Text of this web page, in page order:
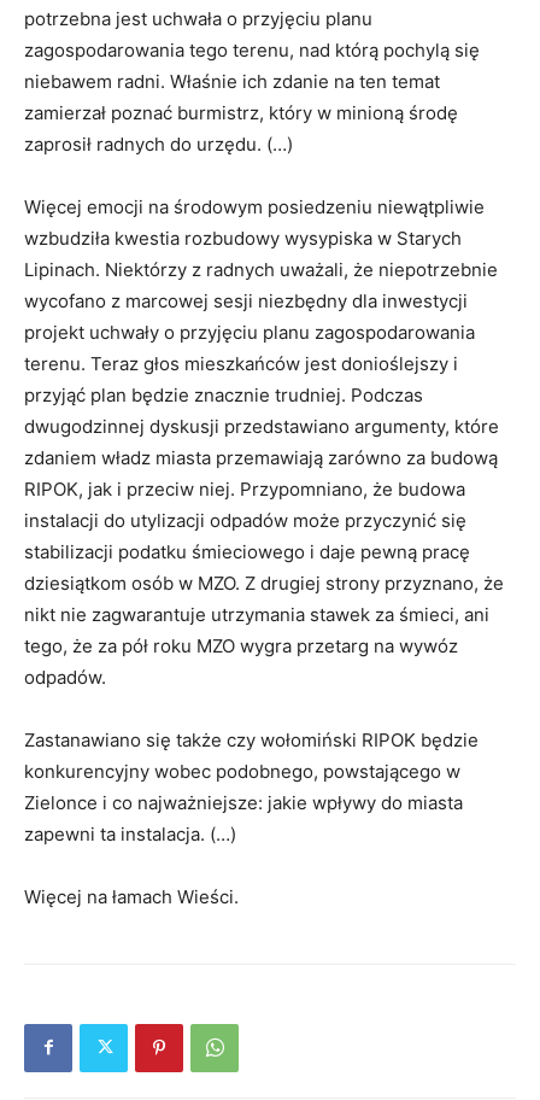
potrzebna jest uchwała o przyjęciu planu
zagospodarowania tego terenu, nad którą pochylą się
niebawem radni. Właśnie ich zdanie na ten temat
zamierzał poznać burmistrz, który w minioną środę
zaprosił radnych do urzędu. (…)
Więcej emocji na środowym posiedzeniu niewątpliwie
wzbudziła kwestia rozbudowy wysypiska w Starych
Lipinach. Niektórzy z radnych uważali, że niepotrzebnie
wycofano z marcowej sesji niezbędny dla inwestycji
projekt uchwały o przyjęciu planu zagospodarowania
terenu. Teraz głos mieszkańców jest donioślejszy i
przyjąć plan będzie znacznie trudniej. Podczas
dwugodzinnej dyskusji przedstawiano argumenty, które
zdaniem władz miasta przemawiają zarówno za budową
RIPOK, jak i przeciw niej. Przypomniano, że budowa
instalacji do utylizacji odpadów może przyczynić się
stabilizacji podatku śmieciowego i daje pewną pracę
dziesiątkom osób w MZO. Z drugiej strony przyznano, że
nikt nie zagwarantuje utrzymania stawek za śmieci, ani
tego, że za pół roku MZO wygra przetarg na wywóz
odpadów.
Zastanawiano się także czy wołomiński RIPOK będzie
konkurencyjny wobec podobnego, powstającego w
Zielonce i co najważniejsze: jakie wpływy do miasta
zapewni ta instalacja. (…)
Więcej na łamach Wieści.